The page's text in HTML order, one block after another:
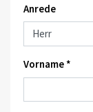
Anrede
Vorname *